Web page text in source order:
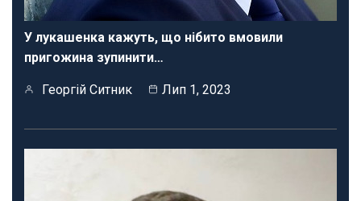
У лукашенка кажуть, що нібито вмовили
пригожина зупинити…
Георгій Ситник Лип 1, 2023